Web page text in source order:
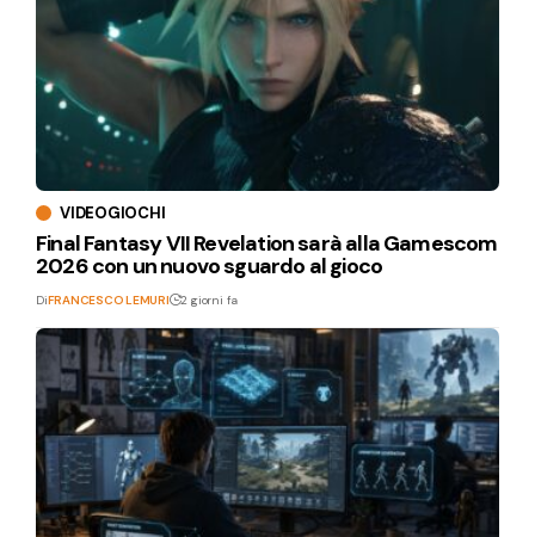
VIDEOGIOCHI
Final Fantasy VII Revelation sarà alla Gamescom
2026 con un nuovo sguardo al gioco
DiFRANCESCO LEMURI 2 giorni fa